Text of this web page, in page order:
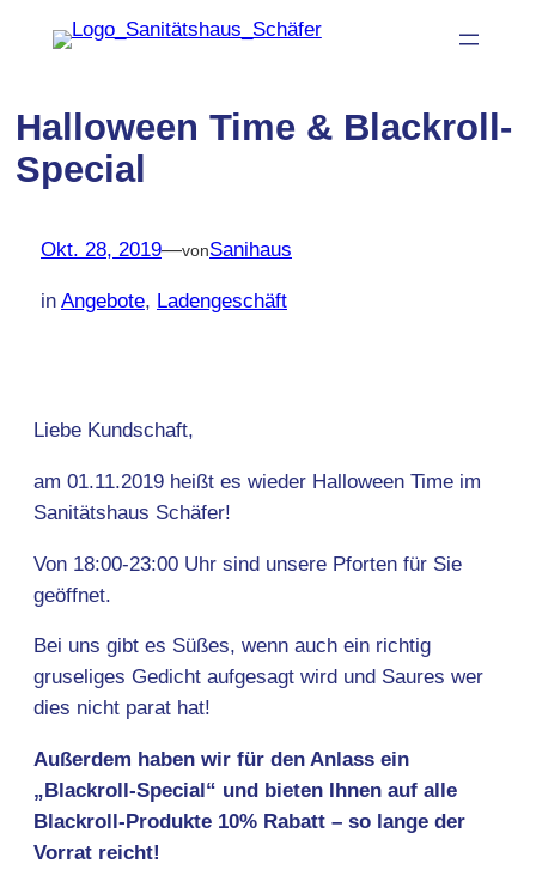
Inhalt
Halloween Time & Blackroll-
Special
Okt. 28, 2019—vonSanihaus
in Angebote, Ladengeschäft
Liebe Kundschaft,
am 01.11.2019 heißt es wieder Halloween Time im
Sanitätshaus Schäfer!
Von 18:00-23:00 Uhr sind unsere Pforten für Sie
geöffnet.
Bei uns gibt es Süßes, wenn auch ein richtig
gruseliges Gedicht aufgesagt wird und Saures wer
dies nicht parat hat!
Außerdem haben wir für den Anlass ein
„Blackroll-Special“ und bieten Ihnen auf alle
Blackroll-Produkte 10% Rabatt – so lange der
Vorrat reicht!